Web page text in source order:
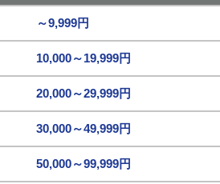
～9,999円
10,000～19,999円
20,000～29,999円
30,000～49,999円
50,000～99,999円